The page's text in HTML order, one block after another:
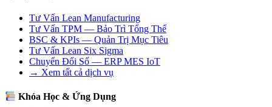
Tư Vấn Lean Manufacturing
Tư Vấn TPM — Bảo Trì Tổng Thể
BSC & KPIs — Quản Trị Mục Tiêu
Tư Vấn Lean Six Sigma
Chuyển Đổi Số — ERP MES IoT
→ Xem tất cả dịch vụ
Khóa Học & Ứng Dụng